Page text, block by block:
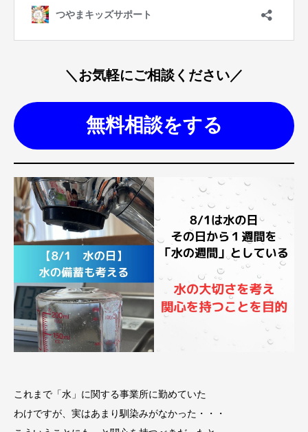
＼お気軽にご相談ください／
無料相談をする
これまで「水」に関する事業所に勤めていた
わけですが、実はあまり馴染みがなかった・・・